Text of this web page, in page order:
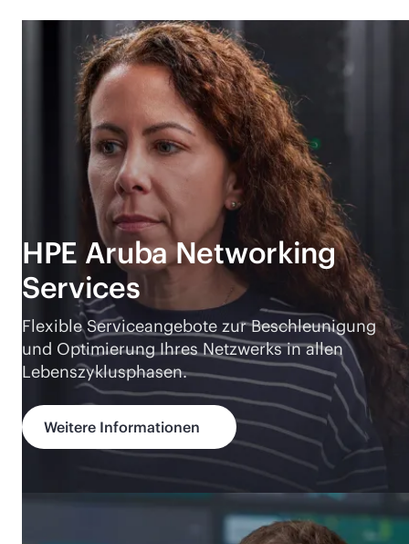
HPE Aruba Networking
Services
Flexible Serviceangebote zur Beschleunigung
und Optimierung Ihres Netzwerks in allen
Lebenszyklusphasen.
Weitere Informationen